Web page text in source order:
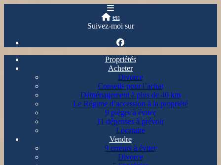
en
Suivez-moi sur
Propriétés
Acheter
Divorce
Conseils pour l’achat
Déménagement à plus de 40 km
Le Régime d’accession à la propriété
9 pièges à éviter
11 dépenses à prévoir
Locataire
Vendre
9 erreurs à éviter
Divorce